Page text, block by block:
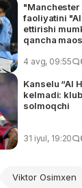
faoliyatini
ettirishi
qancha
4 avg, 09:55
Kanselu “Al
kelmadi:
solmoqchi
31 iyul, 19:20
Viktor Osimxen